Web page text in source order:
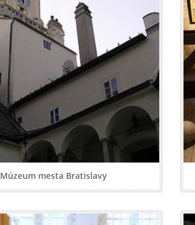
Múzeum mesta Bratislavy